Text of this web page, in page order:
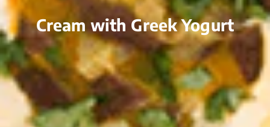
Cream with Greek Yogurt